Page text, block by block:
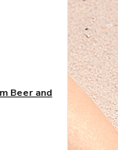
Beer and